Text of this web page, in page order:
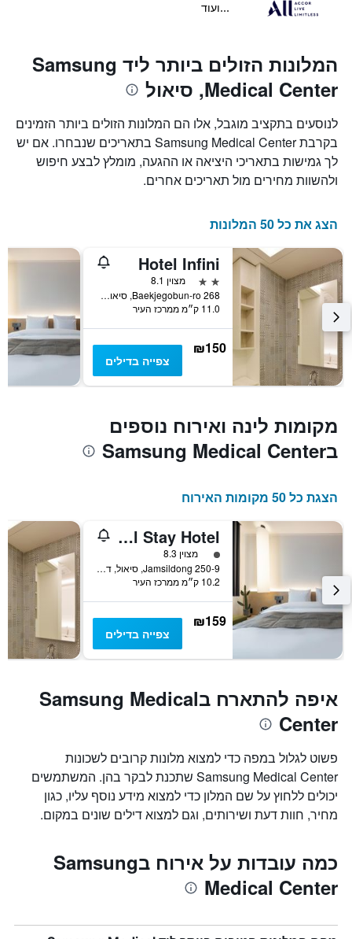
...ועוד
המלונות הזולים ביותר ליד Samsung
Medical Center, סיאול
לנוסעים בתקציב מוגבל, אלו הם המלונות הזולים ביותר הזמינים
בקרבת Samsung Medical Center בתאריכים שנבחרו. אם יש
לך גמישות בתאריכי היציאה או ההגעה, מומלץ לבצע חיפוש
ולהשוות מחירים מול תאריכים אחרים.
הצג את כל 50 המלונות
Hotel Infini
2 כוכבים
מצוין 8.1
268 Baekjegobun-ro, סיאול, דרום קוריאה
11.0 ק״מ ממרכז העיר
₪150
צפייה בדילים
מקומות לינה ואירוח נוספים
בSamsung Medical Center
הצגת כל 50 מקומות האירוח
Jamsil Stay Hotel
דירוג 1 מחלקת נוסעיםמצוין 8.3
Jamsildong 250-9, סיאול, דרום קוריאה
10.2 ק״מ ממרכז העיר
₪159
צפייה בדילים
איפה להתארח בSamsung Medical
Center
פשוט לגלול במפה כדי למצוא מלונות קרובים לשכונות
Samsung Medical Center שתכנת לבקר בהן. המשתמשים
יכולים ללחוץ על שם המלון כדי למצוא מידע נוסף עליו, כגון
מחיר, חוות דעת ושירותים, וגם למצוא דילים שונים במקום.
כמה עובדות על אירוח בSamsung
Medical Center